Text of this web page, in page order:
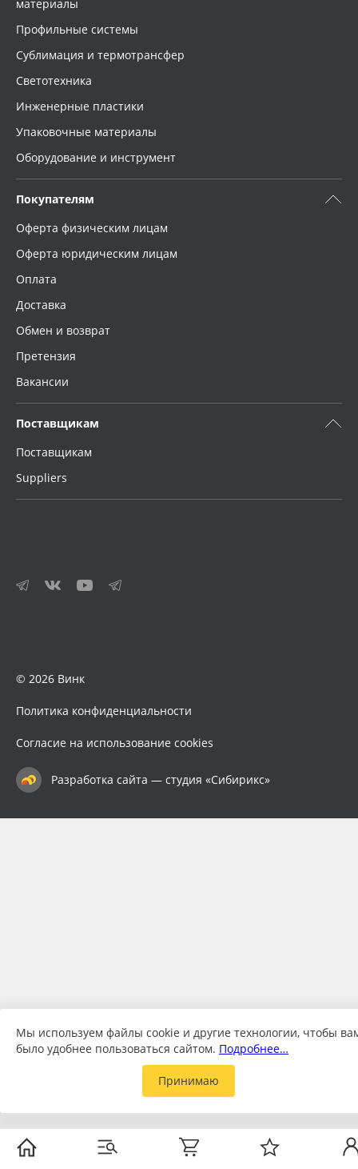
материалы
Профильные системы
Сублимация и термотрансфер
Светотехника
Инженерные пластики
Упаковочные материалы
Оборудование и инструмент
Покупателям
Оферта физическим лицам
Оферта юридическим лицам
Оплата
Доставка
Обмен и возврат
Претензия
Вакансии
Поставщикам
Поставщикам
Suppliers
© 2026 Винк
Политика конфиденциальности
Согласие на использование cookies
Разработка сайта — студия «Сибирикс»
Мы используем файлы cookie и другие технологии, чтобы
было удобнее пользоваться сайтом. Подробнее…
Принимаю